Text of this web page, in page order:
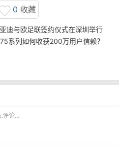
0 收藏
迪与欧足联签约仪式在深圳举行
系列如何收获200万用户信赖？
评论...